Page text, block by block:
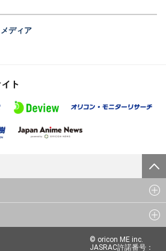
ディア
© oricon ME inc.
JASRAC許諾番号：